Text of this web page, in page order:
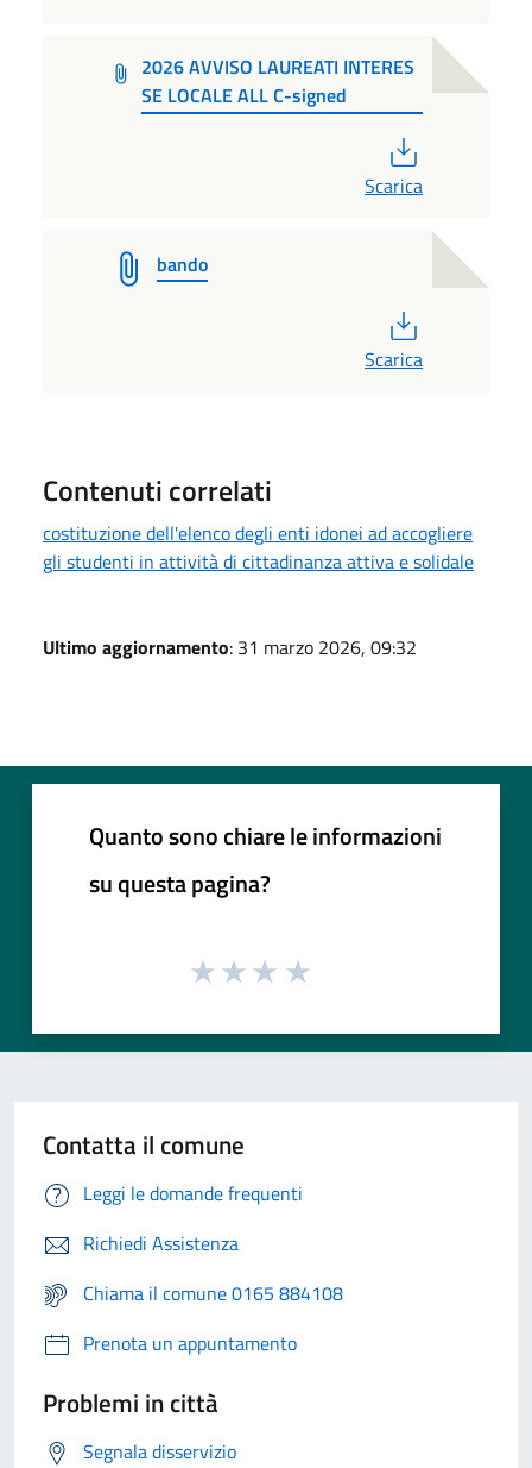
2026 AVVISO LAUREATI INTERES
SE LOCALE ALL C-signed
Scarica
bando
Scarica
Contenuti correlati
costituzione dell'elenco degli enti idonei ad accogliere
gli studenti in attività di cittadinanza attiva e solidale
Ultimo aggiornamento: 31 marzo 2026, 09:32
Quanto sono chiare le informazioni
su questa pagina?
Contatta il comune
Leggi le domande frequenti
Richiedi Assistenza
Chiama il comune 0165 884108
Prenota un appuntamento
Problemi in città
Segnala disservizio